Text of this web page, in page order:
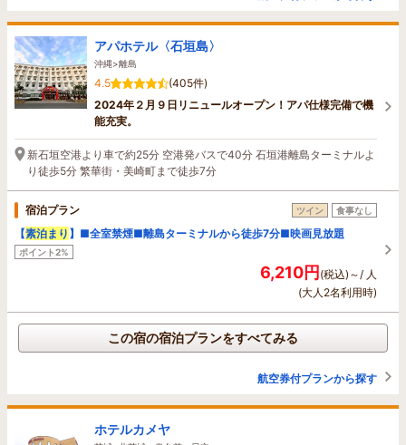
アパホテル〈石垣島〉
沖縄>離島
4.5
(405件)
2024年２月９日リニュールオープン！アパ仕様完備で機
能充実。
新石垣空港より車で約25分 空港発バスで40分 石垣港離島ターミナルよ
り徒歩5分 繁華街・美崎町まで徒歩7分
宿泊プラン ツイン 食事なし
【素泊まり 】■全室禁煙■離島ターミナルから徒歩7分■映画見放題
ポイント2%
6,210円(税込)～/ 人
(大人2名利用時)
この宿の宿泊プランをすべてみる
航空券付プランから探す
ホテルカメヤ